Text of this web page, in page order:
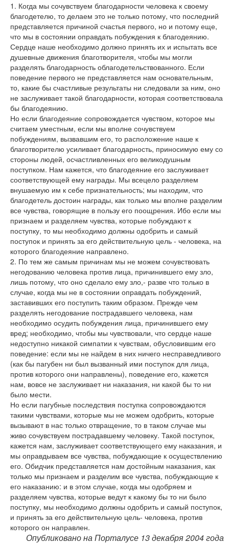
1. Когда мы сочувствуем благодарности человека к своему
благодетелю, то делаем это не только потому, что последний
представляется причиной счастья первого, но и потому еще,
что мы в состоянии оправдать побуждения к благодеянию.
Сердце наше необходимо должно принять их и испытать все
душевные движения благотворителя, чтобы мы могли
разделять благодарность облагодетельствованного. Если
поведение первого не представляется нам основательным,
то, какие бы счастливые результаты ни следовали за ним, оно
не заслуживает такой благодарности, которая соответствовала
бы благодеянию.
Но если благодеяние сопровождается чувством, которое мы
считаем уместным, если мы вполне сочувствуем
побуждениям, вызвавшим его, то расположение наше к
благотворителю усиливает благодарность, приносимую ему со
стороны людей, осчастливленных его великодушным
поступком. Нам кажется, что благодеяние его заслуживает
соответствующей ему награды. Мы всецело разделяем
внушаемую им к себе признательность; мы находим, что
благодетель достоин награды, как только мы вполне разделим
все чувства, говорящие в пользу его поощрения. Ибо если мы
признаем и разделяем чувства, которые побуждают к
поступку, то мы необходимо должны одобрить и самый
поступок и принять за его действительную цель - человека, на
которого благодеяние направлено.
2. По тем же самым причинам мы не можем сочувствовать
негодованию человека против лица, причинившего ему зло,
лишь потому, что оно сделало ему зло,- разве что только в
случае, когда мы не в состоянии оправдать побуждений,
заставивших его поступить таким образом. Прежде чем
разделять негодование пострадавшего человека, нам
необходимо осудить побуждения лица, причинившего ему
вред; необходимо, чтобы мы чувствовали, что сердце наше
недоступно никакой симпатии к чувствам, обусловившим его
поведение: если мы не найдем в них ничего несправедливого
(как бы пагубен ни был вызванный ими поступок для лица,
против которого они направлены), поведение его, кажется
нам, вовсе не заслуживает ни наказания, ни какой бы то ни
было мести.
Но если пагубные последствия поступка сопровождаются
такими чувствами, которые мы не можем одобрить, которые
вызывают в нас только отвращение, то в таком случае мы
живо сочувствуем пострадавшему человеку. Такой поступок,
кажется нам, заслуживает соответствующего ему наказания, и
мы оправдываем все чувства, побуждающие к осуществлению
его. Обидчик представляется нам достойным наказания, как
только мы признаем и разделим все чувства, побуждающие к
его наказанию: и в этом случае, когда мы одобряем и
разделяем чувства, которые ведут к какому бы то ни было
поступку, мы необходимо должны одобрить и самый поступок,
и принять за его действительную цель- человека, против
которого он направлен.
Опубликовано на Порталусе 13 декабря 2004 года